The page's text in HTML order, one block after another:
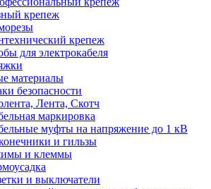
крепеж
крепеж
для электрокабеля
материалы
безопасности
Лента, Скотч
маркировка
муфты на напряжение до 1 кВ
и гильзы
и клеммы
и выключатели